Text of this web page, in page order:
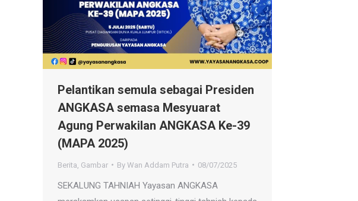
Pelantikan semula sebagai Presiden
ANGKASA semasa Mesyuarat
Agung Perwakilan ANGKASA Ke-39
(MAPA 2025)
Berita Gambar By Wan Addam Putra 08/07/2025
SEKALUNG TAHNIAH Yayasan ANGKASA